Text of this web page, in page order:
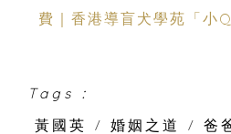
費｜香港導盲犬學苑「小
Tags :
黃國英
/ 婚姻之道 / 爸